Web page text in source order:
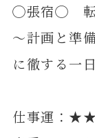
◯張宿◯ 転
～計画と準
に徹する一
仕事運：★★